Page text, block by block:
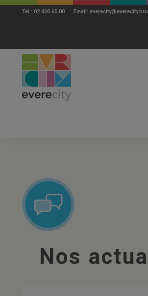
Tel : 02 430 65 00 Email:
Nos
modal-